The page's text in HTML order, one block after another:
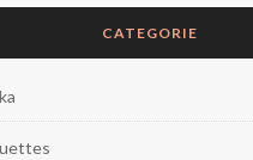
CATEGORIE